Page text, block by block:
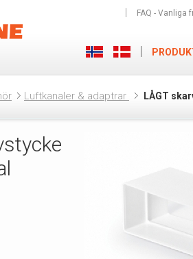
Luftkanaler & adaptrar LÅGT
FAQ - Vanliga